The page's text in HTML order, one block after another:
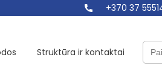
+370 37
Struktūra ir kontaktai